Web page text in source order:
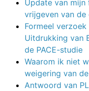
Update van
vrijgeven van de
Formeel verzoek
Uitdrukking van
de PACE-studie
Waarom ik niet
weigering van
Antwoord van